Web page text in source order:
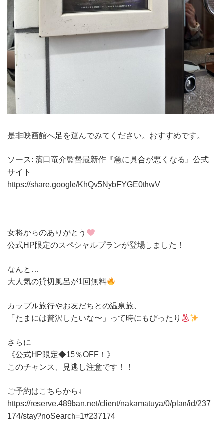
是非映画館へ足を運んでみてください。おすすめです。
ソース: 濱口竜介監督最新作『急に具合が悪くなる』公式
サイト
https://share.google/KhQv5NybFYGE0thwV
女将からのありがとう
公式HP限定のスペシャルプランが登場しました！
なんと…
大人気の貸切風呂が1回無料
カップル旅行やお友だちとの温泉旅、
「たまには贅沢したいな〜」って時にもぴったり
さらに
《公式HP限定◆15％OFF！》
このチャンス、見逃し注意です！！
ご予約はこちらから↓
https://reserve.489ban.net/client/nakamatuya/0/plan/id/237
174/stay?noSearch=1#237174